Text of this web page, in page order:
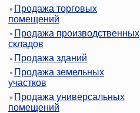
Продажа торговых
помещений
Продажа производственных
складов
Продажа зданий
Продажа земельных
участков
Продажа универсальных
помещений